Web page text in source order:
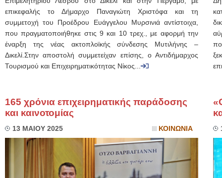
επικεφαλής το Δήμαρχο Παναγιώτη Χριστόφα και τη
συμμετοχή του Προέδρου Ευάγγελου Μυρσινιά αντίστοιχα,
που πραγματοποιήθηκε στις 9 και 10 τρεχ., με αφορμή την
έναρξη της νέας ακτοπλοϊκής σύνδεσης Μυτιλήνης –
Δικελί.Στην αποστολή συμμετείχαν επίσης, ο Αντιδήμαρχος
Τουρισμού και Επιχειρηματικότητας Νίκος...
165 χρόνια επιχειρηματικής παράδοσης
και καινοτομίας
13 ΜΑΙΟΥ 2025 ΚΟΙΝΩΝΙΑ